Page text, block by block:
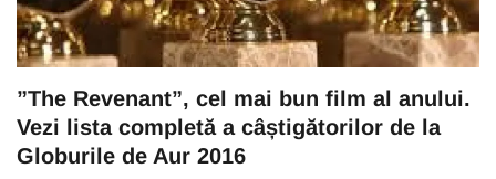
”The Revenant”, cel mai bun film al anului.
Vezi lista completă a câștigătorilor de la
Globurile de Aur 2016